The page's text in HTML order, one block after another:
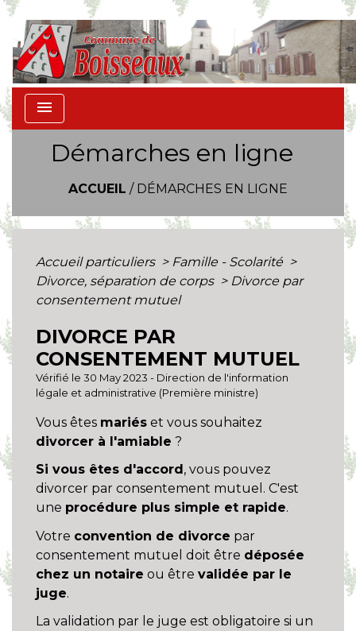
menu
Démarches en ligne
ACCUEIL / DÉMARCHES EN LIGNE
Accueil particuliers > Famille - Scolarité >
Divorce, séparation de corps > Divorce par
consentement mutuel
DIVORCE PAR
CONSENTEMENT MUTUEL
Vérifié le 30 May 2023 - Direction de l'information
légale et administrative (Première ministre)
Vous êtes mariés et vous souhaitez
divorcer à l'amiable ?
Si vous êtes d'accord , vous pouvez
divorcer par consentement mutuel. C'est
une procédure plus simple et rapide.
Votre convention de divorce par
consentement mutuel doit être déposée
chez un notaire ou être validée par le
juge.
La validation par le juge est obligatoire si un